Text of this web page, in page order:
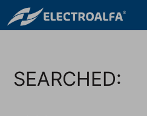
SEARCHED: